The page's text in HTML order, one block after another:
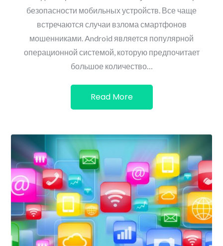
безопасности мобильных устройств. Все чаще
встречаются случаи взлома смартфонов
мошенниками. Android является популярной
операционной системой, которую предпочитает
большое количество…
Read More